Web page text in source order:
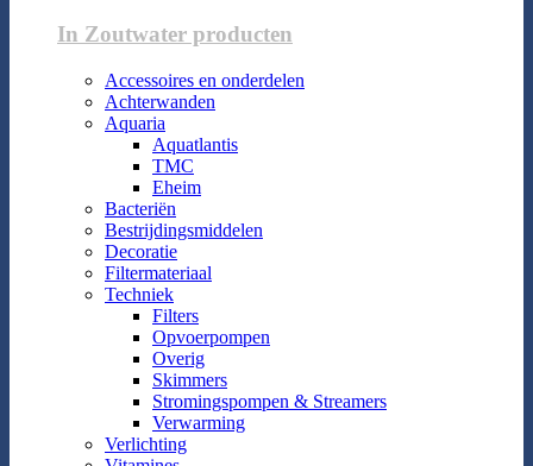
In Zoutwater producten
Accessoires en onderdelen
Achterwanden
Aquaria
Aquatlantis
TMC
Eheim
Bacteriën
Bestrijdingsmiddelen
Decoratie
Filtermateriaal
Techniek
Filters
Opvoerpompen
Overig
Skimmers
Stromingspompen & Streamers
Verwarming
Verlichting